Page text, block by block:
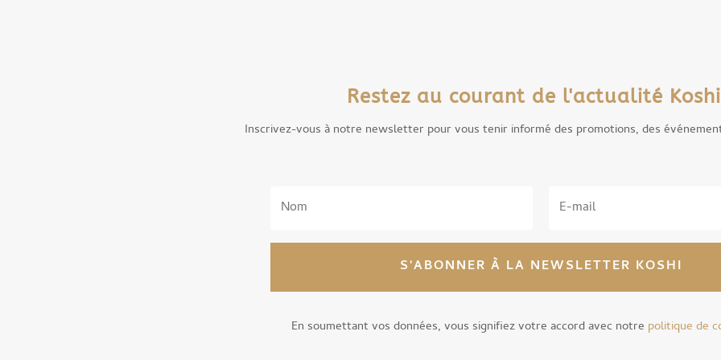
Restez au courant de l'actualité
Inscrivez-vous à notre newsletter pour vous tenir informé des promotions, des
S'ABONNER À LA NEWSLETTER KOSHI
En soumettant vos données, vous signifiez votre accord avec notre politique de